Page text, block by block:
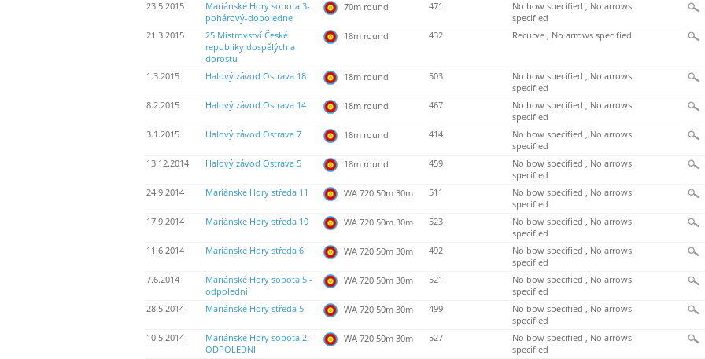
23.5.2015
Mariánské Hory sobota 3-
pohárový-dopoledne
70m round 471
No bow specified , No arrows
specified
21.3.2015
25.Mistrovství České
republiky dospělých a
dorostu
18m round 432 Recurve , No arrows specified
1.3.2015 Halový závod Ostrava 18 18m round 503
No bow specified , No arrows
specified
8.2.2015
Halový závod Ostrava 14 18m round 467
No bow specified , No arrows
specified
3.1.2015
Halový závod Ostrava 7 18m round 414
No bow specified , No arrows
specified
13.12.2014
Halový závod Ostrava 5 18m round 459
No bow specified , No arrows
specified
24.9.2014
Mariánské Hory středa 11 WA 720 50m 30m 511
No bow specified , No arrows
specified
17.9.2014
Mariánské Hory středa 10 WA 720 50m 30m 523
No bow specified , No arrows
specified
11.6.2014
Mariánské Hory středa 6 WA 720 50m 30m 492
No bow specified , No arrows
specified
7.6.2014
Mariánské Hory sobota 5 -
odpolední
WA 720 50m 30m 521
No bow specified , No arrows
specified
28.5.2014
Mariánské Hory středa 5 WA 720 50m 30m 499
No bow specified , No arrows
specified
10.5.2014
Mariánské Hory sobota 2. -
ODPOLEDNI
WA 720 50m 30m 527
No bow specified , No arrows
specified